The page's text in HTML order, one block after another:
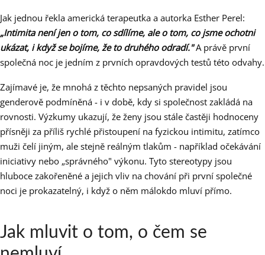
Jak jednou řekla americká terapeutka a autorka Esther Perel:
„Intimita není jen o tom, co sdílíme, ale o tom, co jsme ochotni
ukázat, i když se bojíme, že to druhého odradí."A právě první
společná noc je jedním z prvních opravdových testů této odvahy.
Zajímavé je, že mnohá z těchto nepsaných pravidel jsou
genderově podmíněná - i v době, kdy si společnost zakládá na
rovnosti. Výzkumy ukazují, že ženy jsou stále častěji hodnoceny
přísněji za příliš rychlé přistoupení na fyzickou intimitu, zatímco
muži čelí jiným, ale stejně reálným tlakům - například očekávání
iniciativy nebo „správného" výkonu. Tyto stereotypy jsou
hluboce zakořeněné a jejich vliv na chování při první společné
noci je prokazatelný, i když o něm málokdo mluví přímo.
Jak mluvit o tom, o čem se